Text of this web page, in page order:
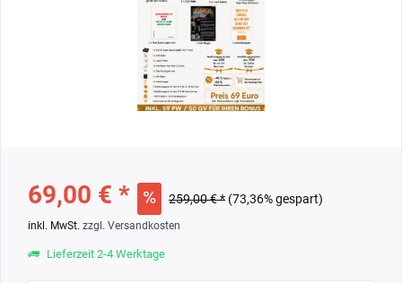
69,00 € * 259,00 € * (73,36% gespart)
inkl. MwSt. zzgl. Versandkosten
Lieferzeit 2-4 Werktage